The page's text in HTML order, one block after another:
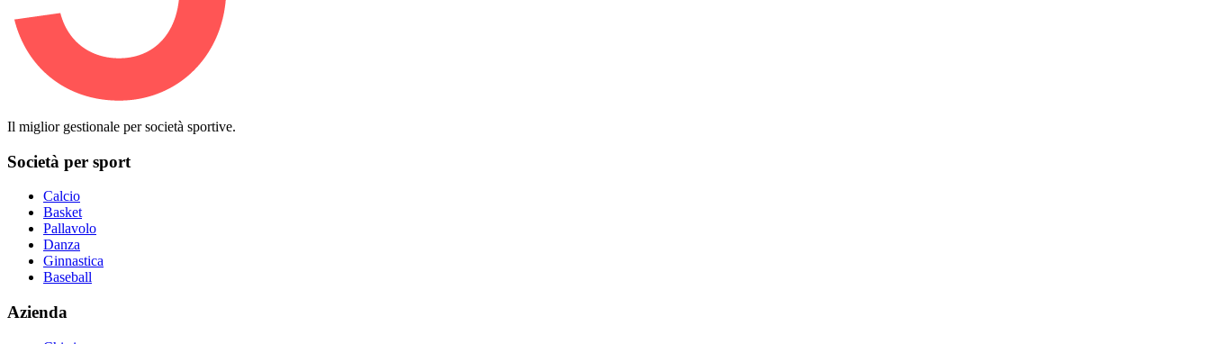
Il miglior gestionale per società sportive.
Società per sport
Calcio
Basket
Pallavolo
Danza
Ginnastica
Baseball
Azienda